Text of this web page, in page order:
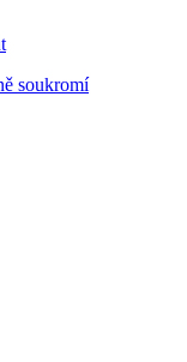
soukromí